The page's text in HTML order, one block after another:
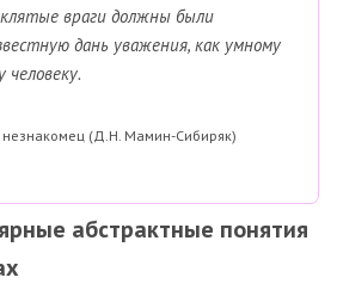
враги должны были
дань уважения, как умному
незнакомец (Д.Н. Мамин-Сибиряк)
абстрактные понятия